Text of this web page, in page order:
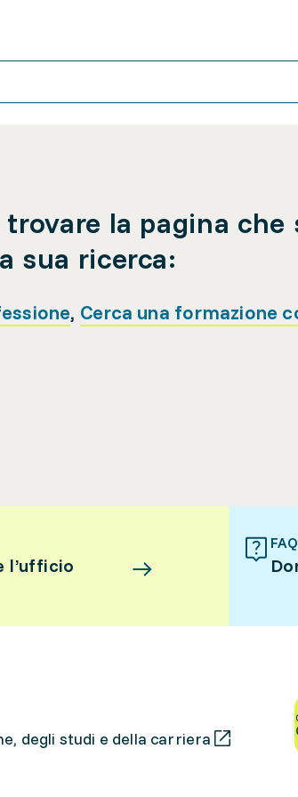
la pagina che
sua ricerca:
, Cerca una formazione
l’ufficio
FAQ
degli studi e della carriera